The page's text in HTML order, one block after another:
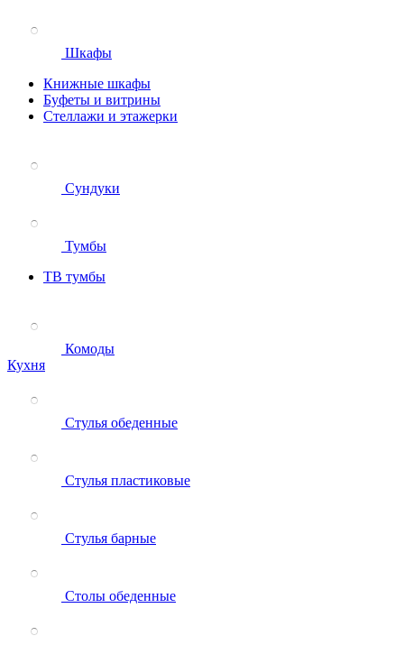
Шкафы
Книжные шкафы
Буфеты и витрины
Стеллажи и этажерки
Сундуки
Тумбы
ТВ тумбы
Комоды
Кухня
Стулья обеденные
Стулья пластиковые
Стулья барные
Столы обеденные